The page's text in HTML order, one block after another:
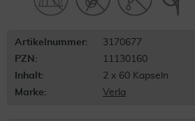
Artikelnummer:
3170677
PZN:
11130160
Inhalt:
2 x 60 Kapseln
Marke:
Verla